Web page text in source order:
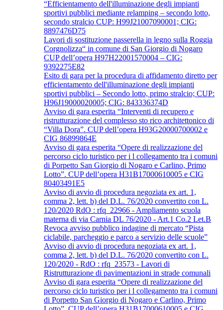
“Efficientamento dell'illuminazione degli impianti
sportivi pubblici mediante relamping – secondo lotto,
secondo stralcio CUP: H99J21007090001; CIG:
8897476D75
Lavori di sostituzione passerella in legno sulla Roggia
Corgnolizza“ in comune di San Giorgio di Nogaro
CUP dell’opera H97H22001570004 – CIG:
9392275E82
Esito di gara per la procedura di affidamento diretto per
efficientamento dell'illuminazione degli impianti
sportivi pubblici – Secondo lotto, primo stralcio; CUP:
H96J19000020005; CIG: 843336374D
Avviso di gara esperita “Interventi di recupero e
ristrutturazione del complesso sto rico architettonico di
“Villa Dora”. CUP dell’opera H93G20000700002 e
CIG 86899864E
Avviso di gara esperita “Opere di realizzazione del
percorso ciclo turistico per i l collegamento tra i comuni
di Porpetto San Giorgio di Nogaro e Carlino, Primo
Lotto”. CUP dell’opera H31B17000610005 e CIG
80403491E5
Avviso di avvio di procedura negoziata ex art. 1,
comma 2, lett. b) del D.L. 76/2020 convertito con L.
120/2020 RdO : rfq_22966 - Ampliamento scuola
materna di via Carnia DL 76/2020 - Art.1 Co.2 Let.B
Revoca avviso pubblico indagine di mercato “Pista
ciclabile, parcheggio e parco a servizio delle scuole”
Avviso di avvio di procedura negoziata ex art. 1,
comma 2, lett. b) del D.L. 76/2020 convertito con L.
120/2020 - RdO : rfq_23573 - Lavori di
Ristrutturazione di pavimentazioni in strade comunali
Avviso di gara esperita “Opere di realizzazione del
percorso ciclo turistico per i l collegamento tra i comuni
di Porpetto San Giorgio di Nogaro e Carlino, Primo